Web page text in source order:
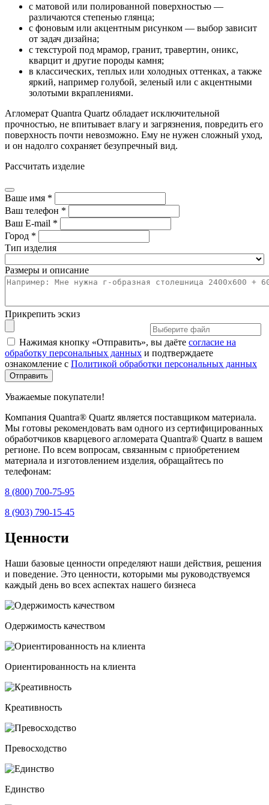
с матовой или полированной поверхностью —
различаются степенью глянца;
с фоновым или акцентным рисунком — выбор зависит
от задач дизайна;
с текстурой под мрамор, гранит, травертин, оникс,
кварцит и другие породы камня;
в классических, теплых или холодных оттенках, а также
яркий, например голубой, зеленый или с акцентными
золотыми вкраплениями.
Агломерат Quantra Quartz обладает исключительной
прочностью, не впитывает влагу и загрязнения, повредить его
поверхность почти невозможно. Ему не нужен сложный уход,
и он надолго сохраняет безупречный вид.
Рассчитать изделие
Ваше имя *
Ваш телефон *
Ваш E-mail *
Город *
Тип изделия
Размеры и описание
Прикрепить эскиз
Нажимая кнопку «Отправить», вы даёте согласие на
обработку персональных данных и подтверждаете
ознакомление с Политикой обработки персональных данных
Уважаемые покупатели!
Компания Quantra® Quartz является поставщиком материала.
Мы готовы рекомендовать вам одного из сертифицированных
обработчиков кварцевого агломерата Quantra® Quartz в вашем
регионе. По всем вопросам, связанным с приобретением
материала и изготовлением изделия, обращайтесь по
телефонам:
8 (800) 700-75-95
8 (903) 790-15-45
Ценности
Наши базовые ценности определяют наши действия, решения
и поведение. Это ценности, которыми мы руководствуемся
каждый день во всех аспектах нашего бизнеса
Одержимость качеством
Ориентированность на клиента
Креативность
Превосходство
Единство